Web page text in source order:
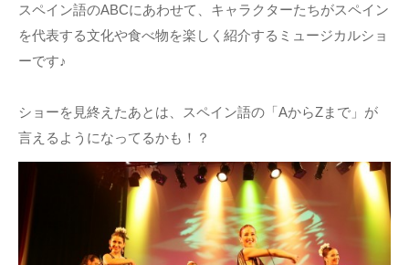
スペイン語のABCにあわせて、キャラクターたちがスペイン
を代表する文化や食べ物を楽しく紹介するミュージカルショ
ーです♪
ショーを見終えたあとは、スペイン語の「AからZまで」が
言えるようになってるかも！？